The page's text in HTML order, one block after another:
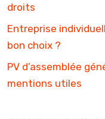
droits
Entreprise
bon choix ?
PV d’assemblée
mentions utiles